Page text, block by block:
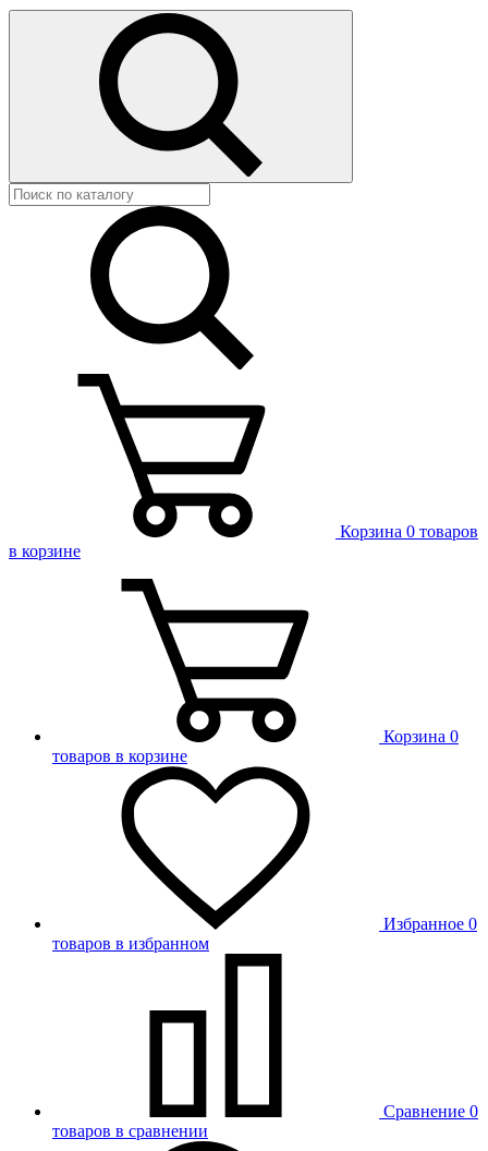
Корзина 0 товаров
в корзине
Корзина 0
товаров в корзине
Избранное 0
товаров в избранном
Сравнение 0
товаров в сравнении